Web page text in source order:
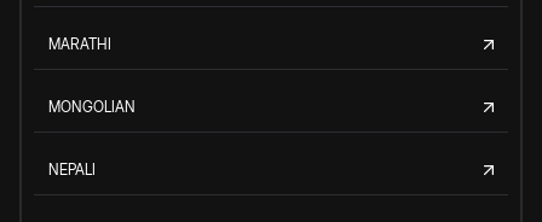
MARATHI
MONGOLIAN
NEPALI